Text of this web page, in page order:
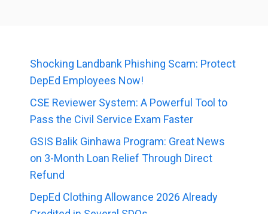
Shocking Landbank Phishing Scam: Protect
DepEd Employees Now!
CSE Reviewer System: A Powerful Tool to
Pass the Civil Service Exam Faster
GSIS Balik Ginhawa Program: Great News
on 3-Month Loan Relief Through Direct
Refund
DepEd Clothing Allowance 2026 Already